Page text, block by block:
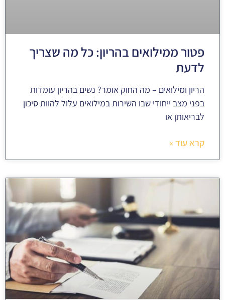
פטור ממילואים בהריון: כל מה שצריך
לדעת
הריון ומילואים – מה החוק אומר? נשים בהריון עומדות
בפני מצב ייחודי שבו השירות במילואים עלול להוות סיכון
לבריאותן או
קרא עוד »